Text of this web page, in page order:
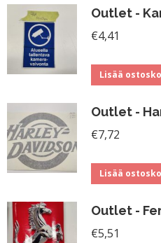
Outlet -
€4,41
Lisää
Outlet -
€7,72
Lisää
Outlet -
€5,51